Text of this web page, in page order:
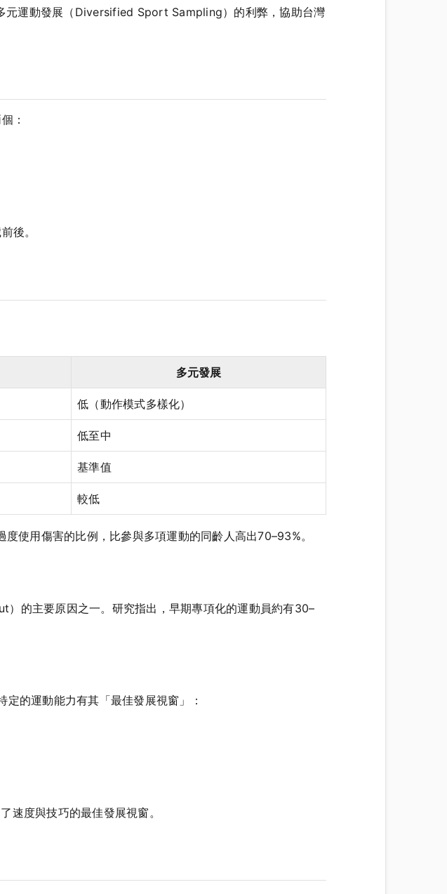
運動發展（Diversified Sport Sampling）的利弊，協助台灣
：
後。
多元發展
低（動作模式多樣化）
低至中
基準值
較低
使用傷害的比例，比參與多項運動的同齡人高出70–93%。
的主要原因之一。研究指出，早期專項化的運動員約有30–
的運動能力有其「最佳發展視窗」：
速度與技巧的最佳發展視窗。